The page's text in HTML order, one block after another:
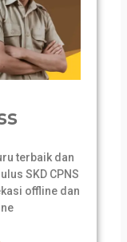
terbaik dan
SKD CPNS
offline dan